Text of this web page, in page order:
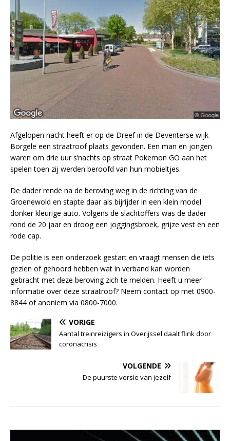
Afgelopen nacht heeft er op de Dreef in de Deventerse wijk
Borgele een straatroof plaats gevonden. Een man en jongen
waren om drie uur s’nachts op straat Pokemon GO aan het
spelen toen zij werden beroofd van hun mobieltjes.
De dader rende na de beroving weg in de richting van de
Groenewold en stapte daar als bijrijder in een klein model
donker kleurige auto. Volgens de slachtoffers was de dader
rond de 20 jaar en droog een joggingsbroek, grijze vest en een
rode cap.
De politie is een onderzoek gestart en vraagt mensen die iets
gezien of gehoord hebben wat in verband kan worden
gebracht met deze beroving zich te melden. Heeft u meer
informatie over deze straatroof? Neem contact op met 0900-
8844 of anoniem via 0800-7000.
VORIGE
Aantal treinreizigers in Overijssel daalt flink door
coronacrisis
VOLGENDE
De puurste versie van jezelf